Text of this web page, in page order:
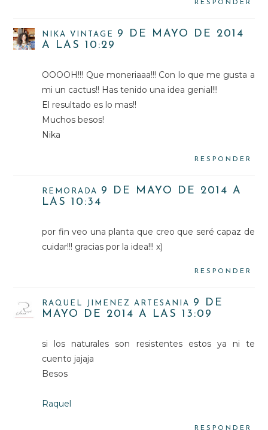
RESPONDER
NIKA VINTAGE
9 DE MAYO DE 2014
A LAS 10:29
OOOOH!!! Que moneriaaa!!! Con lo que me gusta a
mi un cactus!! Has tenido una idea genial!!!
El resultado es lo mas!!
Muchos besos!
Nika
RESPONDER
REMORADA
9 DE MAYO DE 2014 A
LAS 10:34
por fin veo una planta que creo que seré capaz de
cuidar!!! gracias por la idea!!! x)
RESPONDER
RAQUEL JIMENEZ ARTESANIA
9 DE
MAYO DE 2014 A LAS 13:09
si los naturales son resistentes estos ya ni te
cuento jajaja
Besos
Raquel